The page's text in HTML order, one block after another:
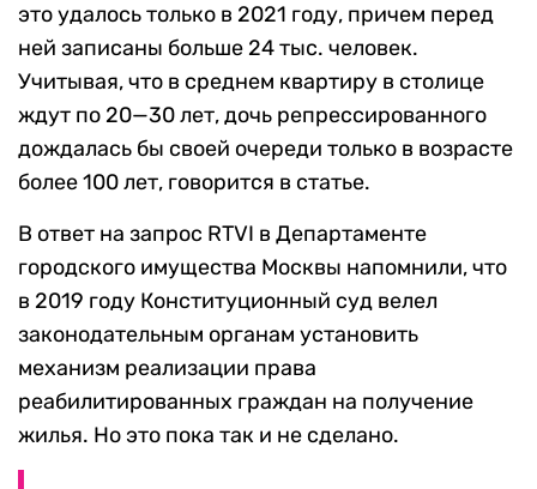
это удалось только в 2021 году, причем перед
ней записаны больше 24 тыс. человек.
Учитывая, что в среднем квартиру в столице
ждут по 20—30 лет, дочь репрессированного
дождалась бы своей очереди только в возрасте
более 100 лет, говорится в статье.
В ответ на запрос RTVI в Департаменте
городского имущества Москвы напомнили, что
в 2019 году Конституционный суд велел
законодательным органам установить
механизм реализации права
реабилитированных граждан на получение
жилья. Но это пока так и не сделано.